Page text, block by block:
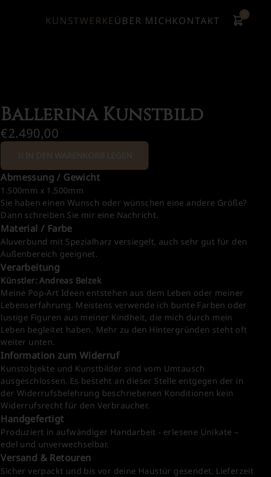
KUNSTWERKE ÜBER MICHKONTAKT
Ballerina Kunstbild
€2.490,00
Abmessung / Gewicht
1.500mm x 1.500mm
Sie haben einen Wunsch oder wünschen eine andere Größe?
Dann schreiben Sie mir eine Nachricht.
Material / Farbe
Aluverbund mit Spezialharz versiegelt, auch sehr gut für den
Außenbereich geeignet.
Verarbeitung
Künstler: Andreas Belzek
Meine Pop-Art Ideen entstehen aus dem Leben oder meiner
Lebenserfahrung. Meistens verwende ich bunte Farben oder
lustige Figuren aus meiner Kindheit, die mich durch mein
Leben begleitet haben. Mehr zu den Hintergründen steht oft
weiter unten.
Information zum Widerruf
Kunstobjekte und Kunstbilder sind vom Umtausch
ausgeschlossen. Es besteht an dieser Stelle entgegen der in
der Widerrufsbelehrung beschriebenen Konditionen kein
Widerrufsrecht für den Verbraucher.
Handgefertigt
Produziert in aufwändiger Handarbeit - erlesene Unikate –
edel und unverwechselbar.
Versand & Retouren
Sicher verpackt und bis vor deine Haustür gesendet. Lieferzeit